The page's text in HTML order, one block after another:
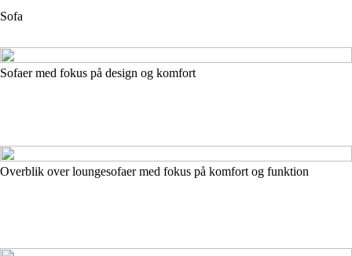
Sofa
Sofaer med fokus på design og komfort
Overblik over loungesofaer med fokus på komfort og funktion